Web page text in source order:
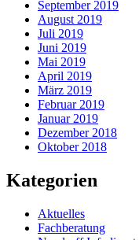
September 2019
August 2019
Juli 2019
Juni 2019
Mai 2019
April 2019
März 2019
Februar 2019
Januar 2019
Dezember 2018
Oktober 2018
Kategorien
Aktuelles
Fachberatung